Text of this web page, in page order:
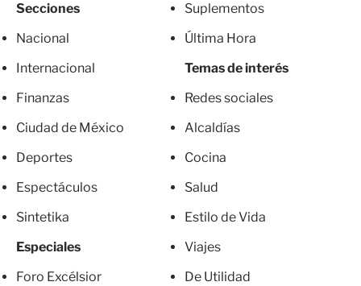
Secciones
Nacional
Internacional
Finanzas
Ciudad de México
Deportes
Espectáculos
Sintetika
Especiales
Foro Excélsior
Suplementos
Última Hora
Temas de interés
Redes sociales
Alcaldías
Cocina
Salud
Estilo de Vida
Viajes
De Utilidad